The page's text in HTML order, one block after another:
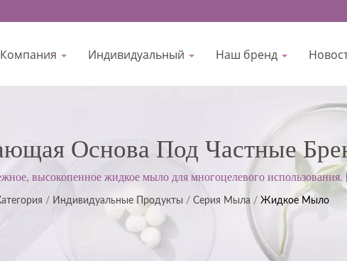
Компания Индивидуальный Наш бренд
Основа Под Частные
Мыло Для Многоцелевого
По Уходу За Кожей:
Уходу За Телом И Многое
высокопенное жидкое мыло для многоцелевого использования. |
и надлежащей производственной практике (GMP);
ожиданий клиентов.
/ Индивидуальные Продукты / Серия Мыла / Жидкое Мыло